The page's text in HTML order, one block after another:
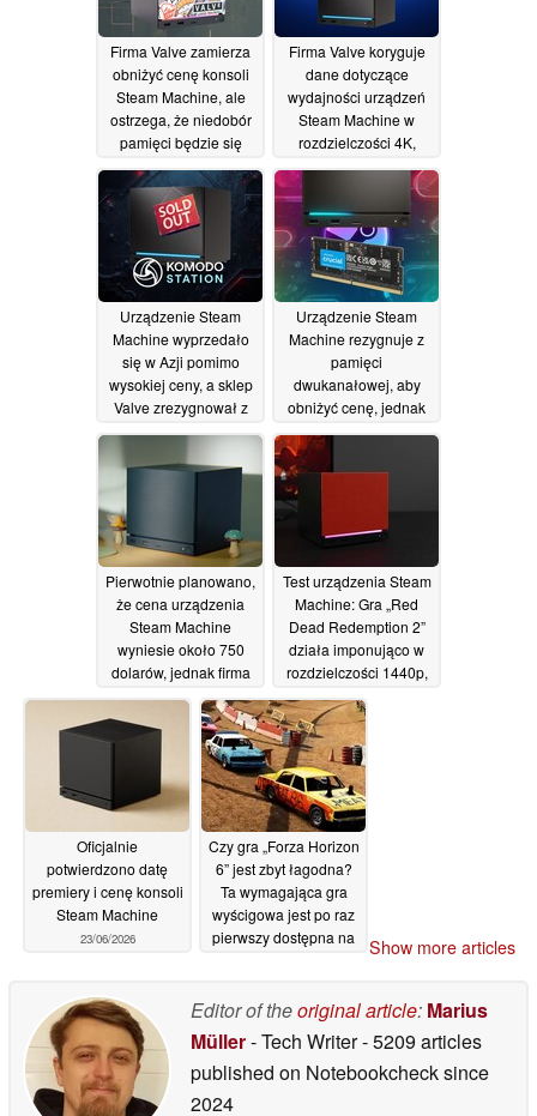
Firma Valve zamierza
obniżyć cenę konsoli
Steam Machine, ale
ostrzega, że niedobór
pamięci będzie się
27/06/2026
Firma Valve koryguje
dane dotyczące
wydajności urządzeń
Steam Machine w
rozdzielczości 4K,
poddają w wątpliwość
ich cenę26/06/2026
Urządzenie Steam
Machine wyprzedało
się w Azji pomimo
wysokiej ceny, a sklep
Valve zrezygnował z
Urządzenie Steam
Machine rezygnuje z
pamięci
dwukanałowej, aby
obniżyć cenę, jednak
techniczne ograniczają
wydajność23/06/2026
Pierwotnie planowano,
że cena urządzenia
Steam Machine
wyniesie około 750
dolarów, jednak firma
odnotowała wzrost
ceny podobny do tego
w przypadku Steam
Deck23/06/2026
Test urządzenia Steam
Machine: Gra „Red
Dead Redemption 2”
działa imponująco w
rozdzielczości 1440p,
pewnymi
kompromisami
23/06/2026
Oficjalnie
potwierdzono datę
premiery i cenę konsoli
Steam Machine
23/06/2026
Czy gra „Forza Horizon
6” jest zbyt łagodna?
Ta wymagająca gra
wyścigowa jest po raz
pierwszy dostępna na
zamiast 30 dolarów
Show more articles
Editor of theoriginal article: Marius
Müller- Tech Writer- 5209 articles
published on Notebookchecksince
2024